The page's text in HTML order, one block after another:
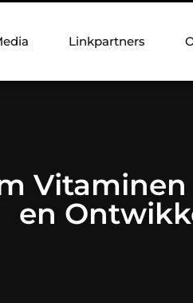
Linkpartners
Vitaminen
en